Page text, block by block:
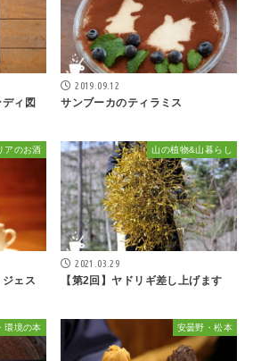
ィ図
2019.09.12
サンブーカのティラミス
アのお酒
ェス
山の植物&山暮らし
2021.03.29
【第2回】ヤドリギ差し上げます
環境の本 安曇野・松本